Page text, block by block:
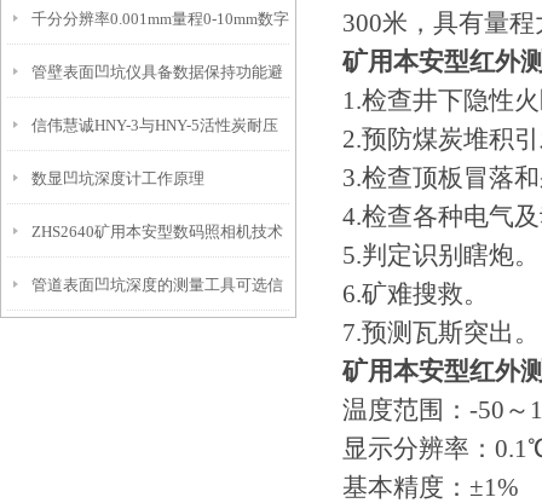
10mm！
特点
千分分辨率0.001mm量程0-10mm数字
埋头度仪技术参数！
管壁表面凹坑仪具备数据保持功能避
免测试过程中测针移动导致数据变动
信伟慧诚HNY-3与HNY-5活性炭耐压
强度测定仪技术参数！
数显凹坑深度计工作原理
ZHS2640矿用本安型数码照相机技术
参数！
管道表面凹坑深度的测量工具可选信
300米，具有量
矿用本安型红外
1.检查井下隐性
2.预防煤炭堆积
3.检查顶板冒
4.检查各种电气
5.判定识别瞎炮。
6.矿难搜救。
7.预测瓦斯突出。
矿用本安型红外
温度范围：-50～
显示分辨率：
基本精度：±1%